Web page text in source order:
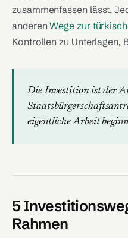
zusammenfassen lässt.
anderenWege zur
Kontrollen zu Unterlagen,
Die Investition ist der
eigentliche Arbeit
5
Rahmen